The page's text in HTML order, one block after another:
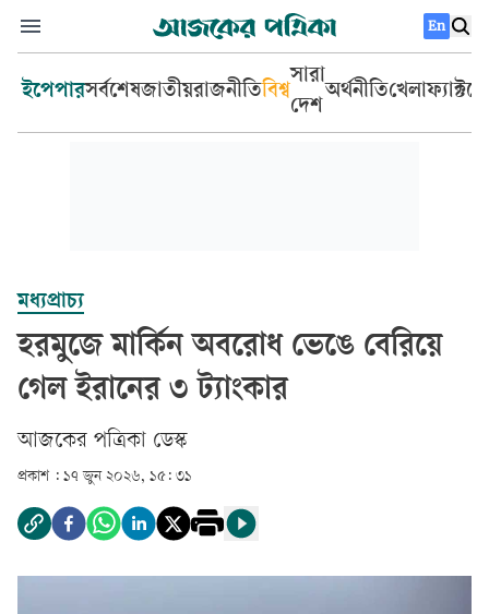
En
ইপেপারসর্বশেষজাতীয়রাজনীতিবিশ্ব
সারা
দেশ
অর্থনীতিখেলা
মধ্যপ্রাচ্য
হরমুজে মার্কিন অবরোধ ভেঙে বেরিয়ে
গেল ইরানের ৩ ট্যাংকার
আজকের পত্রিকা ডেস্ক­
প্রকাশ : ১৭ জুন ২০২৬, ১৫: ৩১